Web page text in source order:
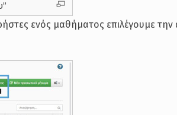
ενός μαθήματος επιλέγουμε την